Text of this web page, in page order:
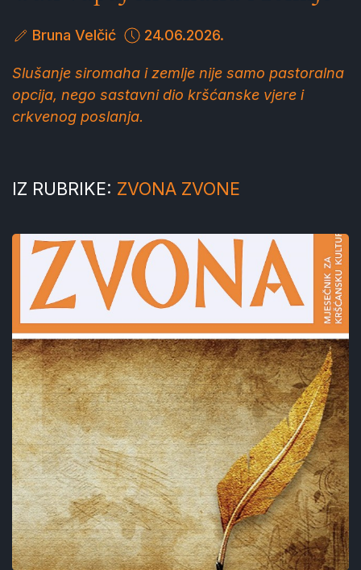
Bruna Velčić 24.06.2026.
Slušanje siromaha i zemlje nije samo pastoralna
opcija, nego sastavni dio kršćanske vjere i
crkvenog poslanja.
IZ RUBRIKE: ZVONA ZVONE